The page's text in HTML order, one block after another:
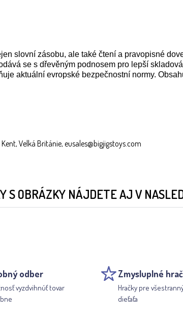
slovní zásobu, ale také čtení a pravopisné
se s dřevěným podnosem pro lepší
aktuální evropské bezpečnostní normy.
Velká Británie, eusales@bigjigstoys.com
S OBRÁZKY NÁJDETE AJ V
odber
vyzdvihnúť tovar
Zmysluplné
Hračky pre
dieťaťa